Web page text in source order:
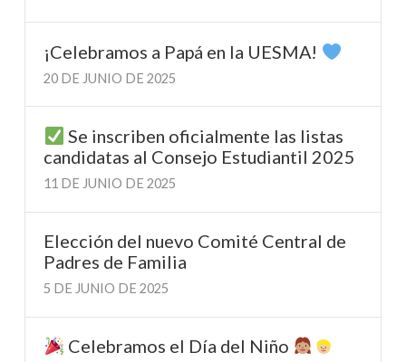
¡Celebramos a Papá en la UESMA!
20 DE JUNIO DE 2025
Se inscriben oficialmente las listas
candidatas al Consejo Estudiantil 2025
11 DE JUNIO DE 2025
Elección del nuevo Comité Central de
Padres de Familia
5 DE JUNIO DE 2025
Celebramos el Día del Niño